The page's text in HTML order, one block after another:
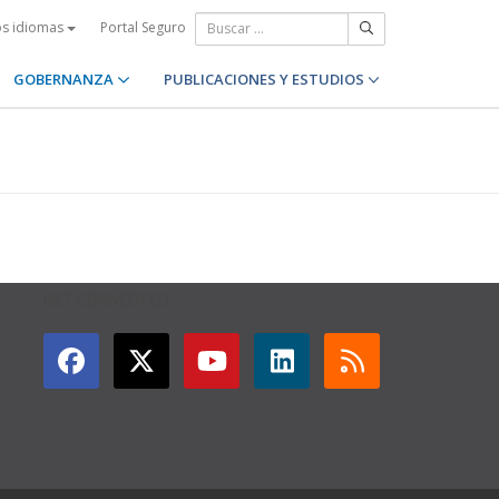
idiomas Portal Seguro
GOBERNANZA PUBLICACIONES Y ESTUDIOS